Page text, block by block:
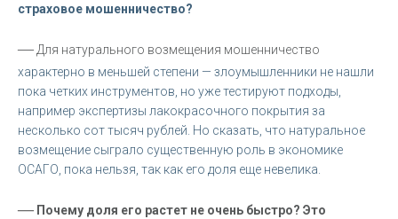
страховое мошенничество?
— Для натурального возмещения мошенничество
характерно в меньшей степени — злоумышленники не нашли
пока четких инструментов, но уже тестируют подходы,
например экспертизы лакокрасочного покрытия за
несколько сот тысяч рублей. Но сказать, что натуральное
возмещение сыграло существенную роль в экономике
ОСАГО, пока нельзя, так как его доля еще невелика.
— Почему доля его растет не очень быстро? Это